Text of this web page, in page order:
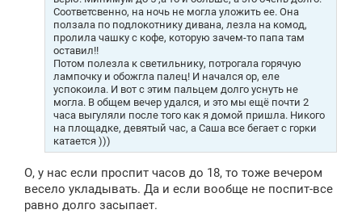
Соответсвенно, на ночь не могла уложить ее. Она
ползала по подлокотнику дивана, лезла на комод,
пролила чашку с кофе, которую зачем-то папа там
оставил!!
Потом полезла к светильнику, потрогала горячую
лампочку и обожгла палец! И начался ор, еле
успокоила. И вот с этим пальцем долго уснуть не
могла. В общем вечер удался, и это мы ещё почти 2
часа выгуляли после того как я домой пришла. Никого
на площадке, девятый час, а Саша все бегает с горки
катается )))
О, у нас если проспит часов до 18, то тоже вечером
весело укладывать. Да и если вообще не поспит-все
равно долго засыпает.